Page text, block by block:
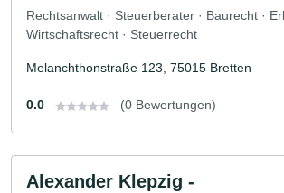
Rechtsanwalt · Steuerberater · Baurecht ·
Wirtschaftsrecht · Steuerrecht
Melanchthonstraße 123, 75015 Bretten
0.0 (0 Bewertungen)
Alexander Klepzig -